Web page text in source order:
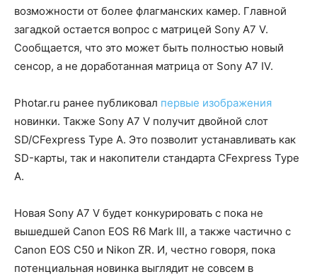
возможности от более флагманских камер. Главной
загадкой остается вопрос с матрицей Sony A7 V.
Сообщается, что это может быть полностью новый
сенсор, а не доработанная матрица от Sony A7 IV.
Photar.ru ранее публиковал первые изображения
новинки. Также Sony A7 V получит двойной слот
SD/CFexpress Type A. Это позволит устанавливать как
SD-карты, так и накопители стандарта CFexpress Type
A.
Новая Sony A7 V будет конкурировать с пока не
вышедшей Canon EOS R6 Mark III, а также частично с
Canon EOS C50 и Nikon ZR. И, честно говоря, пока
потенциальная новинка выглядит не совсем в